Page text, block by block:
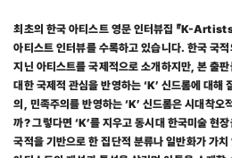
최초의 한국 아티스트 영문 인터뷰집 『K-
아티스트 인터뷰를 수록하고 있습니다. 한국 국
지닌 아티스트를 국제적으로 소개하지만, 본 출
대한 국제적 관심을 반영하는 ‘K’ 신드롬에 대해
의, 민족주의를 반영하는 ‘K’ 신드롬은 시대착오
까? 그렇다면 ‘K’를 지우고 동시대 한국미술 현
국적을 기반으로 한 집단적 분류나 일반화가 가